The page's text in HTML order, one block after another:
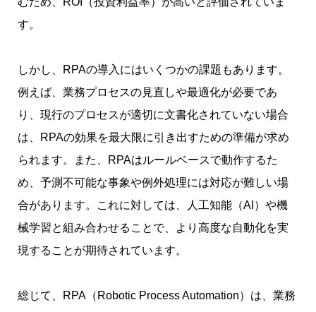
す。
しかし、RPAの導入にはいくつかの課題もあります。
例えば、業務プロセスの見直しや最適化が必要であ
り、現行のプロセスが適切に文書化されていない場合
は、RPAの効果を最大限に引き出すための準備が求め
られます。また、RPAはルールベースで動作するた
め、予測不可能な事象や例外処理には対応が難しい場
合があります。これに対しては、人工知能（AI）や機
械学習と組み合わせることで、より高度な自動化を実
現することが期待されています。
総じて、RPA（Robotic Process Automation）は、業務